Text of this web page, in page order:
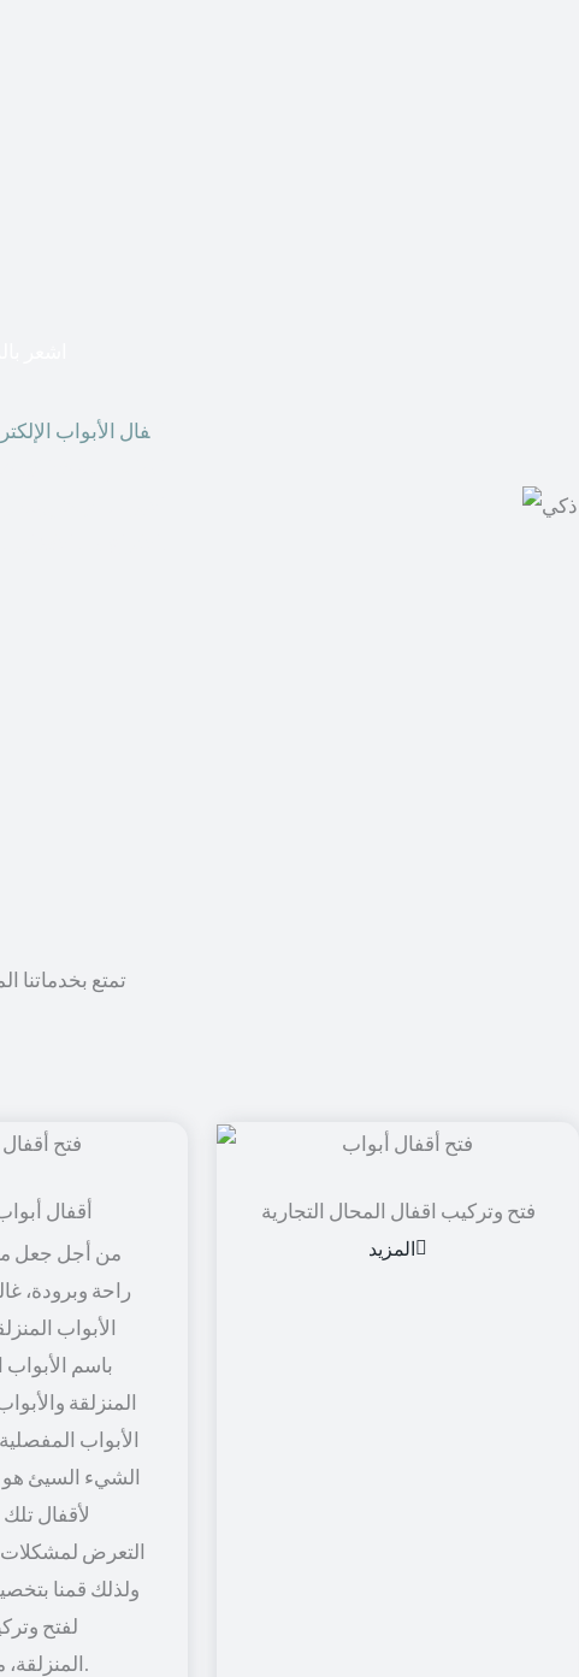
فال الأبواب
تمتع بخدماتنا
أقفال
من أجل جعل
راحة وبرودة،
الأبواب
باسم الأبواب
المنزلقة
الأبواب
الشيء السيئ هو
لأقفال
التعرض لمشكلات
ولذلك قمنا
لفتح
المنزلقة، من أجل راحة أكثر.
فتح وتركيب اقفال المحال التجارية
المزيد